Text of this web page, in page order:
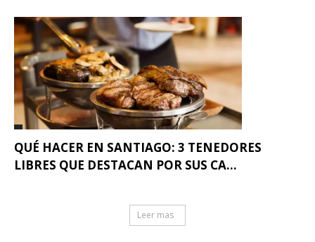
QUÉ HACER EN SANTIAGO: 3 TENEDORES
LIBRES QUE DESTACAN POR SUS CA...
Leer mas